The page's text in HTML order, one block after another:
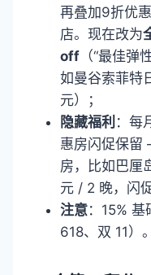
再叠加9折优
店。现在改为
off （“最佳弹
如曼谷索菲特
元）；
隐藏福利 ：每
惠房闪促保
房，比如巴厘
元 / 2 晚，闪
注意：15%
618、双 11）。